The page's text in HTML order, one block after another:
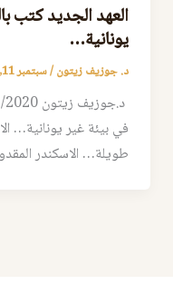
العهد الجديد كتب
يونانية…
د. جوزيف زيتون/سبتمبر 11, 2023
في بيئة غير يونانية…
طويلة… الاسكندر